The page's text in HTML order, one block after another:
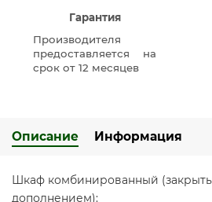
Гарантия
Производителя
предоставляется на
срок от 12 месяцев
Описание Информация
Шкаф комбинированный
дополнением):